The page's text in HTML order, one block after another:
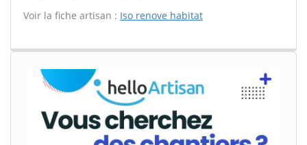
Voir la fiche artisan : Iso renove habitat